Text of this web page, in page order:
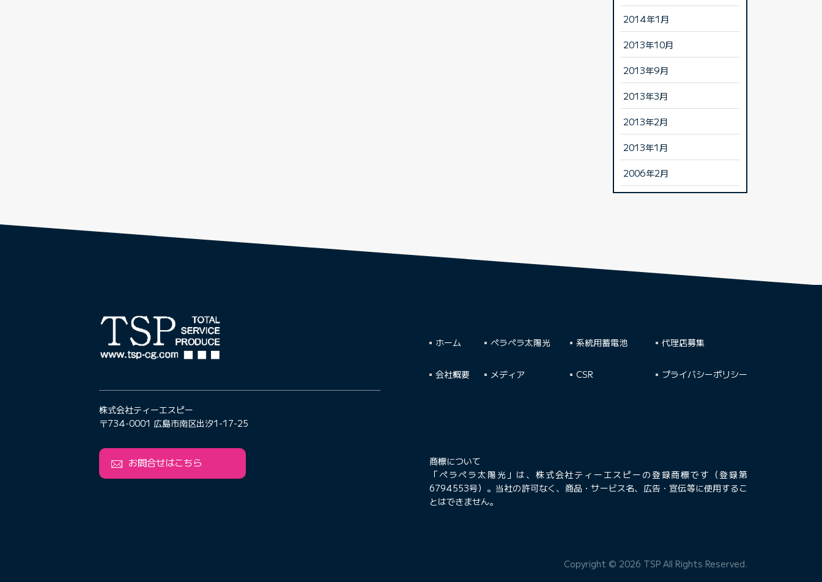
2014年1月
2013年10月
2013年9月
2013年3月
2013年2月
2013年1月
2006年2月
株式会社ティーエスピー
〒734-0001 広島市南区出汐1-17-25
お問合せはこちら
ホーム ペラペラ太陽光 系統用蓄電池 代理店募集
会社概要 メディア CSR プライバシーポリシー
商標について
「ペラペラ太陽光」は、株式会社ティーエスピーの登録商標です（登録第
6794553号）。当社の許可なく、商品・サービス名、広告・宣伝等に使用するこ
とはできません。
Copyright © 2026 TSP All Rights Reserved.